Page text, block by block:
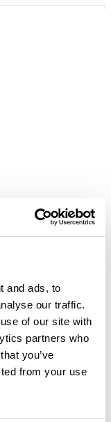
and ads, to
our traffic.
of our site with
partners who
you’ve
from your use
proximité de Saint-